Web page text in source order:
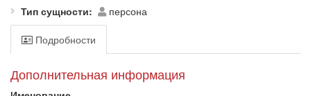
Тип сущности персона
Подробности
Дополнительная информация